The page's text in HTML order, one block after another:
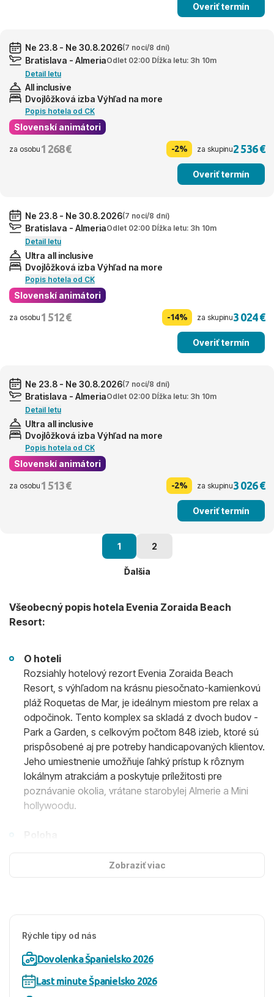
Overiť termín
Ne 23.8 - Ne 30.8.2026(7 nocí/8 dní)
Bratislava - AlmeriaOdlet 02:00 Dĺžka letu: 3h 10m
Detail letu
All inclusive
Dvojlôžková izba Výhľad na more
Popis hotela od CK
Slovenskí animátori
za osobu 1 268 € -2% za skupinu2 536 €
Overiť termín
Ne 23.8 - Ne 30.8.2026(7 nocí/8 dní)
Bratislava - AlmeriaOdlet 02:00 Dĺžka letu: 3h 10m
Detail letu
Ultra all inclusive
Dvojlôžková izba Výhľad na more
Popis hotela od CK
Slovenskí animátori
za osobu 1 512 € -14% za skupinu3 024 €
Overiť termín
Ne 23.8 - Ne 30.8.2026(7 nocí/8 dní)
Bratislava - AlmeriaOdlet 02:00 Dĺžka letu: 3h 10m
Detail letu
Ultra all inclusive
Dvojlôžková izba Výhľad na more
Popis hotela od CK
Slovenskí animátori
za osobu 1 513 € -2% za skupinu3 026 €
Overiť termín
1 2
Ďalšia
Všeobecný popis hotela Evenia Zoraida Beach
Resort:
O hoteli
Rozsiahly hotelový rezort Evenia Zoraida Beach
Resort, s výhľadom na krásnu piesočnato-kamienkovú
pláž Roquetas de Mar, je ideálnym miestom pre relax a
odpočinok. Tento komplex sa skladá z dvoch budov -
Park a Garden, s celkovým počtom 848 izieb, ktoré sú
prispôsobené aj pre potreby handicapovaných klientov.
Jeho umiestnenie umožňuje ľahký prístup k rôznym
lokálnym atrakciám a poskytuje príležitosti pre
poznávanie okolia, vrátane starobylej Almerie a Mini
hollywoodu.
obľúbenom letovisku Roquetas de Mar, poskytujúc
Ubytovanie
Ubytovanie zahŕňa štandardné izby s moderným
vybavením, ako je vlastné sociálne zariadenie,
Zobraziť viac
Rýchle tipy od nás
Dovolenka Španielsko 2026
Last minute Španielsko 2026